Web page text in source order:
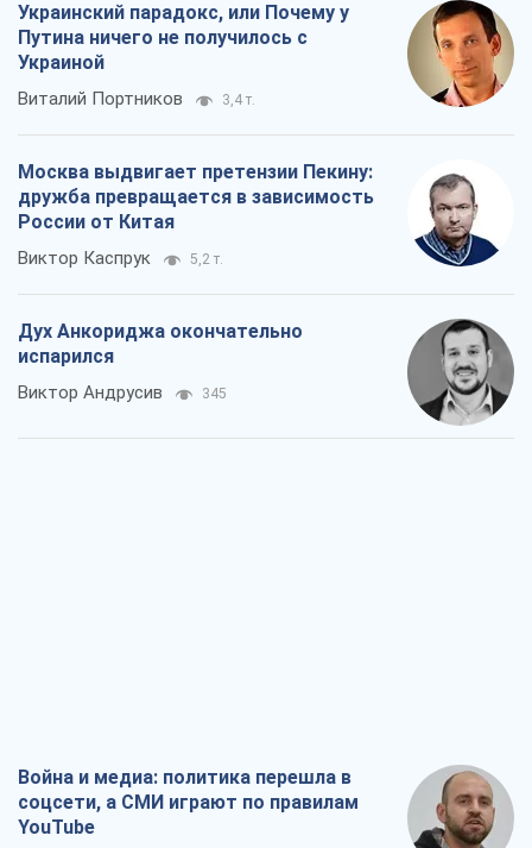
Украинский парадокс, или Почему у
Путина ничего не получилось с
Украиной
Виталий Портников 3,4 т.
Москва выдвигает претензии Пекину:
дружба превращается в зависимость
России от Китая
Виктор Каспрук 5,2 т.
Дух Анкориджа окончательно
испарился
Виктор Андрусив 345
Война и медиа: политика перешла в
соцсети, а СМИ играют по правилам
YouTube